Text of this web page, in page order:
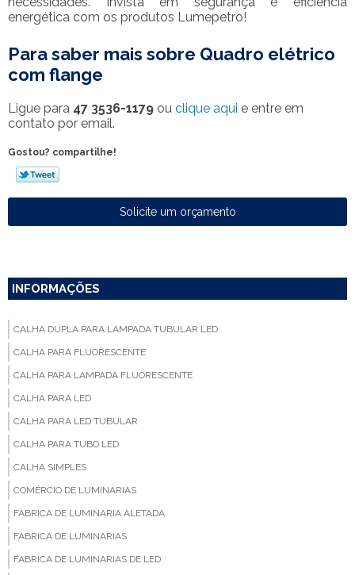
energética com os produtos Lumepetro!
Para saber mais sobre Quadro elétrico
com flange
Ligue para 47 3536-1179 ou clique aqui e entre em
contato por email.
Gostou? compartilhe!
Solicite um orçamento
INFORMAÇÕES
CALHA DUPLA PARA LAMPADA TUBULAR LED
CALHA PARA FLUORESCENTE
CALHA PARA LAMPADA FLUORESCENTE
CALHA PARA LED
CALHA PARA LED TUBULAR
CALHA PARA TUBO LED
CALHA SIMPLES
COMÉRCIO DE LUMINÁRIAS
FABRICA DE LUMINARIA ALETADA
FABRICA DE LUMINARIAS
FABRICA DE LUMINARIAS DE LED